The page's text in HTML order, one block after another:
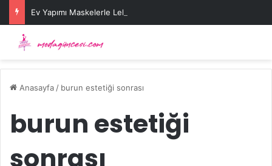
Ev Yapımı Maskelerle Leke Sorununa Çözüm Önerileri
Anasayfa / burun estetiği sonrası
burun estetiği
sonrası